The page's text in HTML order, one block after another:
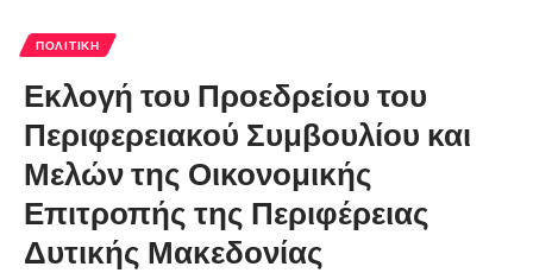
ΠΟΛΙΤΙΚΉ
Εκλογή του Προεδρείου του
Περιφερειακού Συμβουλίου και
Μελών της Οικονομικής
Επιτροπής της Περιφέρειας
Δυτικής Μακεδονίας